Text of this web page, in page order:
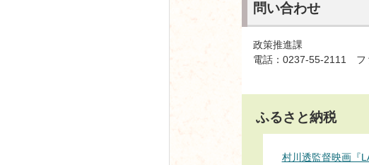
問い合わせ
政策推進課
電話：0237-55-2111 フ
ふるさと納税
村川透監督映画『